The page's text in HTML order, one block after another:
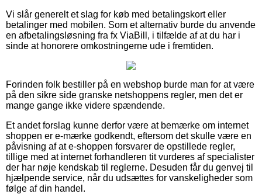
Vi slår generelt et slag for køb med betalingskort eller
betalinger med mobilen. Som et alternativ burde du anvende
en afbetalingsløsning fra fx ViaBill, i tilfælde af at du har i
sinde at honorere omkostningerne ude i fremtiden.
Forinden folk bestiller på en webshop burde man for at være
på den sikre side granske netshoppens regler, men det er
mange gange ikke videre spændende.
Et andet forslag kunne derfor være at bemærke om internet
shoppen er e-mærke godkendt, eftersom det skulle være en
påvisning af at e-shoppen forsvarer de opstillede regler,
tillige med at internet forhandleren tit vurderes af specialister
der har nøje kendskab til reglerne. Desuden får du genvej til
hjælpende service, når du udsættes for vanskeligheder som
følge af din handel.